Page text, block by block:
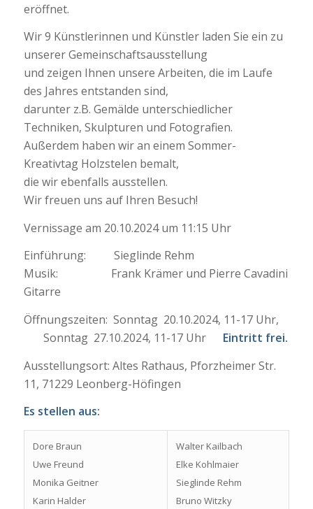
eröffnet.
Wir 9 Künstlerinnen und Künstler laden Sie ein zu
unserer Gemeinschaftsausstellung
und zeigen Ihnen unsere Arbeiten, die im Laufe
des Jahres entstanden sind,
darunter z.B. Gemälde unterschiedlicher
Techniken, Skulpturen und Fotografien.
Außerdem haben wir an einem Sommer-
Kreativtag Holzstelen bemalt,
die wir ebenfalls ausstellen.
Wir freuen uns auf Ihren Besuch!
Vernissage am 20.10.2024 um 11:15 Uhr
Einführung: Sieglinde Rehm
Musik: Frank Krämer und Pierre Cavadini
Gitarre
Öffnungszeiten: Sonntag 20.10.2024, 11-17 Uhr,
Sonntag 27.10.2024, 11-17 Uhr Eintritt frei.
Ausstellungsort: Altes Rathaus, Pforzheimer Str.
11, 71229 Leonberg-Höfingen
Es stellen aus:
Dore Braun
Uwe Freund
Monika Geitner
Karin Halder
Walter Kailbach
Elke Kohlmaier
Sieglinde Rehm
Bruno Witzky